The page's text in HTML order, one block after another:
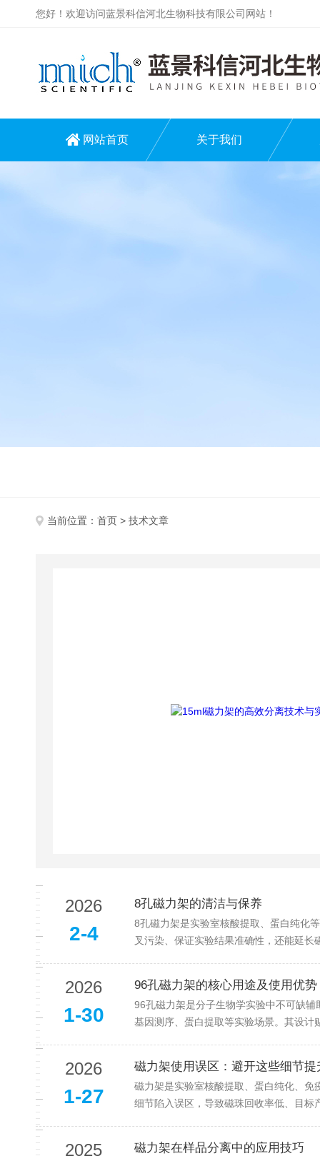
您好！欢迎访问蓝景科信河北生物科技有限公司网站！
网站首页 关于我们
当前位置： 首页 > 技术文章
2026
2-4
8孔磁力架的清洁与保养
8孔磁力架是实验室核酸提取、蛋白纯化
叉污染、保证实验结果准确性，还能延
2026
1-30
96孔磁力架的核心用途及使用优势
96孔磁力架是分子生物学实验中不可缺
基因测序、蛋白提取等实验场景。其设
2026
1-27
磁力架使用误区：避开这些细节
磁力架是实验室核酸提取、蛋白纯化、
细节陷入误区，导致磁珠回收率低、目
2025 磁力架在样品分离中的应用技巧